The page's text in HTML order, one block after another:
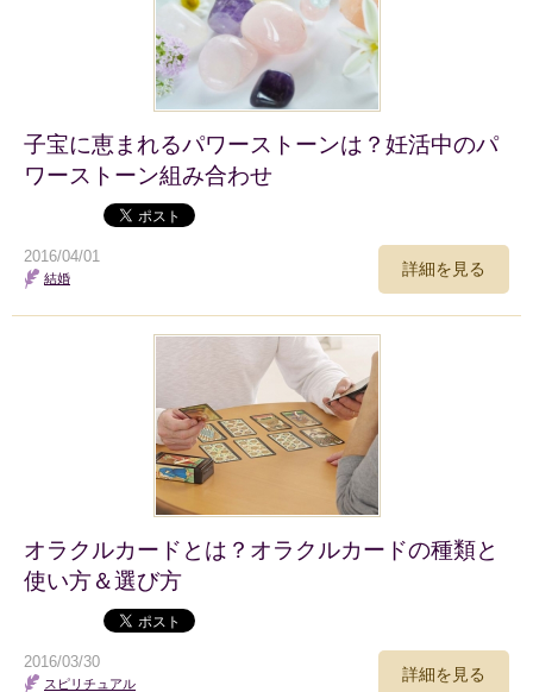
子宝に恵まれるパワーストーンは？妊活中のパ
ワーストーン組み合わせ
2016/04/01
結婚 詳細を見る
オラクルカードとは？オラクルカードの種類と
使い方＆選び方
2016/03/30
スピリチュアル 詳細を見る